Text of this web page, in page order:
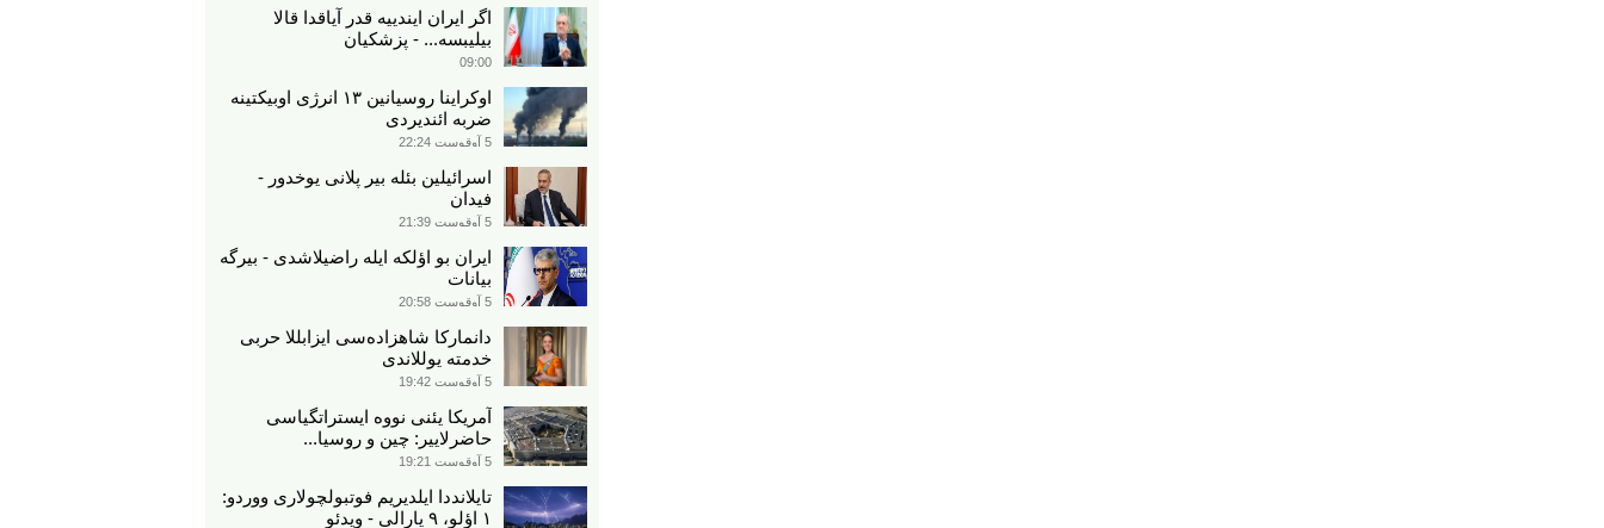
اگر ایران ایندییه قدر آیاقدا قالا
بیلیبسه... - پزشکیان
09:00
اوکراینا روسیانین ۱۳ انرژی اوبیکتینه
ضربه ائندیردی
5 آوقوست 22:24
اسرائیلین بئله بیر پلانی یوخدور -
فیدان
5 آوقوست 21:39
ایران بو اؤلکه ایله راضیلاشدی - بیرگه
بیانات
5 آوقوست 20:58
دانمارکا شاهزاده‌سی ایزابللا حربی
خدمته یوللاندی
5 آوقوست 19:42
آمریکا یئنی نووه ایستراتگیاسی
حاضرلاییر: چین و روسیا...
5 آوقوست 19:21
تایلانددا ایلدیریم فوتبولچولاری ووردو:
۱ اؤلو، ۹ یارالی - ویدئو